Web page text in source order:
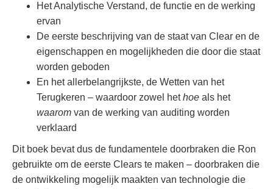
Het Analytische Verstand, de functie en de werking
ervan
De eerste beschrijving van de staat van Clear en de
eigenschappen en mogelijkheden die door die staat
worden geboden
En het allerbelangrijkste, de Wetten van het
Terugkeren – waardoor zowel hethoe als het
waarom van de werking van auditing worden
verklaard
Dit boek bevat dus de fundamentele doorbraken die Ron
gebruikte om de eerste Clears te maken – doorbraken die
de ontwikkeling mogelijk maakten van technologie die